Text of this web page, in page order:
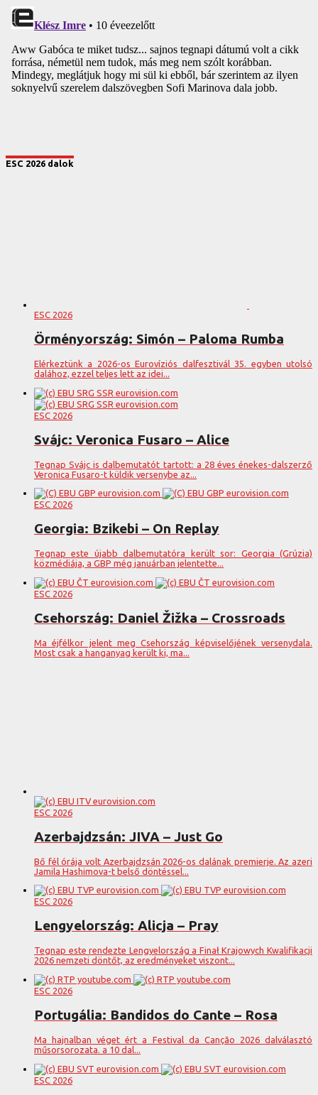
ESC 2026 dalok
ESC 2026
Örményország: Simón – Paloma Rumba
Elérkeztünk a 2026-os Eurovíziós dalfesztivál 35. egyben utolsó
dalához, ezzel teljes lett az idei...
ESC 2026
Svájc: Veronica Fusaro – Alice
Tegnap Svájc is dalbemutatót tartott: a 28 éves énekes-dalszerző
Veronica Fusaro-t küldik versenybe az...
ESC 2026
Georgia: Bzikebi – On Replay
Tegnap este újabb dalbemutatóra került sor: Georgia (Grúzia)
közmédiája, a GBP még januárban jelentette...
ESC 2026
Csehország: Daniel Žižka – Crossroads
Ma éjfélkor jelent meg Csehország képviselőjének versenydala.
Most csak a hanganyag került ki, ma...
ESC 2026
Azerbajdzsán: JIVA – Just Go
Bő fél órája volt Azerbajdzsán 2026-os dalának premierje. Az azeri
Jamila Hashimova-t belső döntéssel...
ESC 2026
Lengyelország: Alicja – Pray
Tegnap este rendezte Lengyelország a Finał Krajowych Kwalifikacji
2026 nemzeti döntőt, az eredményeket viszont...
ESC 2026
Portugália: Bandidos do Cante – Rosa
Ma hajnalban véget ért a Festival da Canção 2026 dalválasztó
műsorsorozata. a 10 dal...
ESC 2026